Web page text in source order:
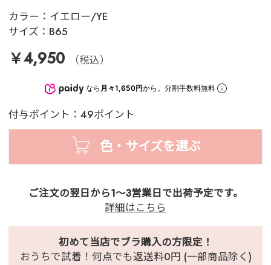
カラー： イエロー/YE
サイズ： B65
￥4,950 （税込）
なら 月々1,650円から。分割手数料無料
付与ポイント：49ポイント
色・サイズを選ぶ
ご注文の翌日から1～3営業日で出荷予定です。
詳細はこちら
初めて当店でブラ購入の方限定！
おうちで試着！何点でも返送料0円 (一部商品除く)